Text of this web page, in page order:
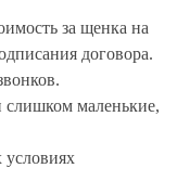
за щенка на
договора.
слишком маленькие,
условиях